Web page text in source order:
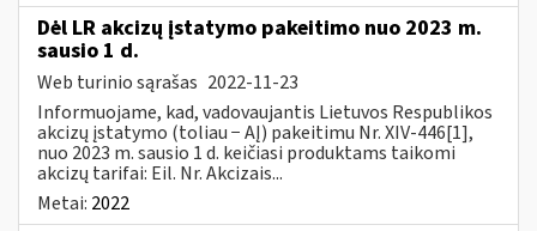
Dėl LR akcizų įstatymo pakeitimo nuo 2023 m.
sausio 1 d.
Web turinio sąrašas 2022-11-23
Informuojame, kad, vadovaujantis Lietuvos Respublikos
akcizų įstatymo (toliau − AĮ) pakeitimu Nr. XIV-446[1],
nuo 2023 m. sausio 1 d. keičiasi produktams taikomi
akcizų tarifai: Eil. Nr. Akcizais...
Metai: 2022